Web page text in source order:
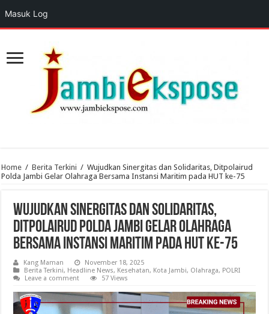
Home / Berita Terkini / Wujudkan Sinergitas dan Solidaritas, Ditpolairud
Polda Jambi Gelar Olahraga Bersama Instansi Maritim pada HUT ke-75
Wujudkan Sinergitas dan Solidaritas,
Ditpolairud Polda Jambi Gelar Olahraga
Bersama Instansi Maritim pada HUT ke-75
Kang Maman
November 18, 2025
Berita Terkini, Headline News, Kesehatan, Kota Jambi, Olahraga, POLRI
Leave a comment
57 Views
Masuk Log